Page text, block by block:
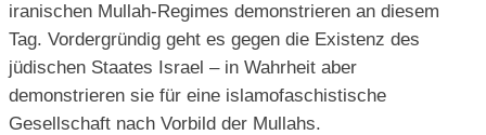
iranischen Mullah-Regimes demonstrieren an diesem
Tag. Vordergründig geht es gegen die Existenz des
jüdischen Staates Israel – in Wahrheit aber
demonstrieren sie für eine islamofaschistische
Gesellschaft nach Vorbild der Mullahs.